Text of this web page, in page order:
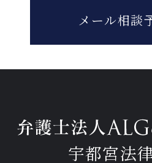
メール相談
宇都宮法